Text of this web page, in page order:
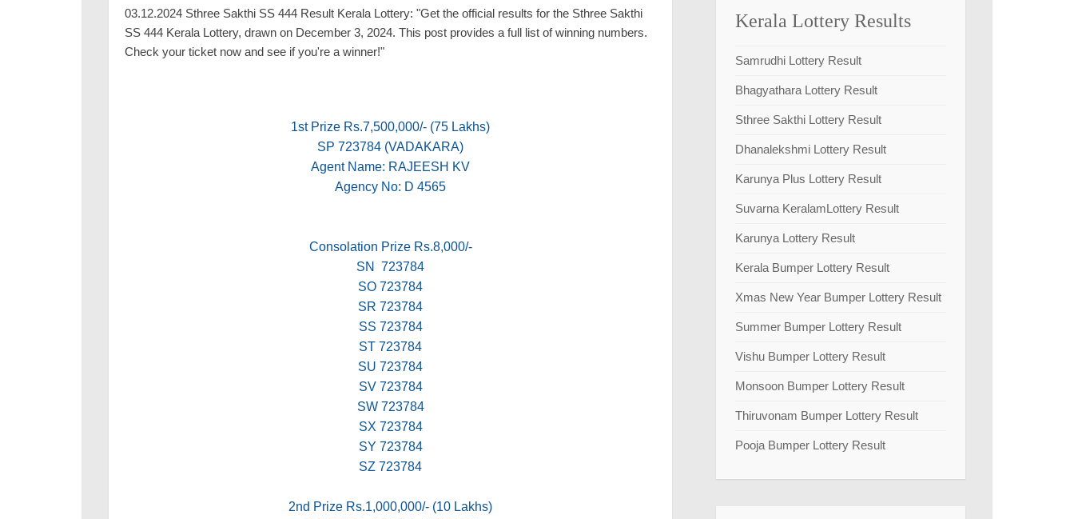
03.12.2024 Sthree Sakthi SS 444 Result Kerala Lottery: "Get the official results for the Sthree Sakthi
SS 444 Kerala Lottery, drawn on December 3, 2024. This post provides a full list of winning numbers.
Check your ticket now and see if you're a winner!"
1st Prize Rs.7,500,000/- (75 Lakhs)
SP 723784 (VADAKARA)
Agent Name: RAJEESH KV
Agency No: D 4565
Consolation Prize Rs.8,000/-
SN 723784
SO 723784
SR 723784
SS 723784
ST 723784
SU 723784
SV 723784
SW 723784
SX 723784
SY 723784
SZ 723784
2nd Prize Rs.1,000,000/- (10 Lakhs)
Kerala Lottery Results
Samrudhi Lottery Result
Bhagyathara Lottery Result
Sthree Sakthi Lottery Result
Dhanalekshmi Lottery Result
Karunya Plus Lottery Result
Suvarna KeralamLottery Result
Karunya Lottery Result
Kerala Bumper Lottery Result
Xmas New Year Bumper Lottery Result
Summer Bumper Lottery Result
Vishu Bumper Lottery Result
Monsoon Bumper Lottery Result
Thiruvonam Bumper Lottery Result
Pooja Bumper Lottery Result